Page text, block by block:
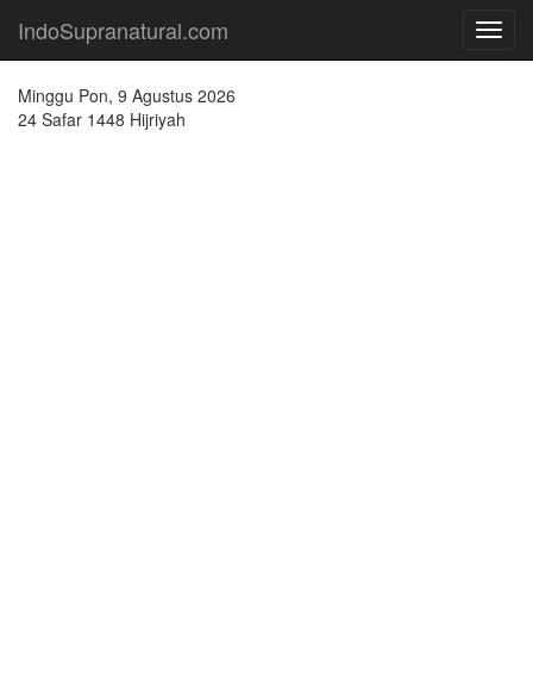
IndoSupranatural.com
Minggu Pon, 9 Agustus 2026
24 Safar 1448 Hijriyah